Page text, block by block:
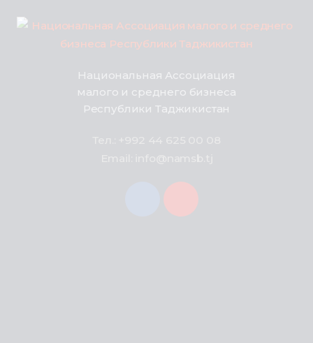
Национальная Ассоциация
малого и среднего бизнеса
Республики Таджикистан